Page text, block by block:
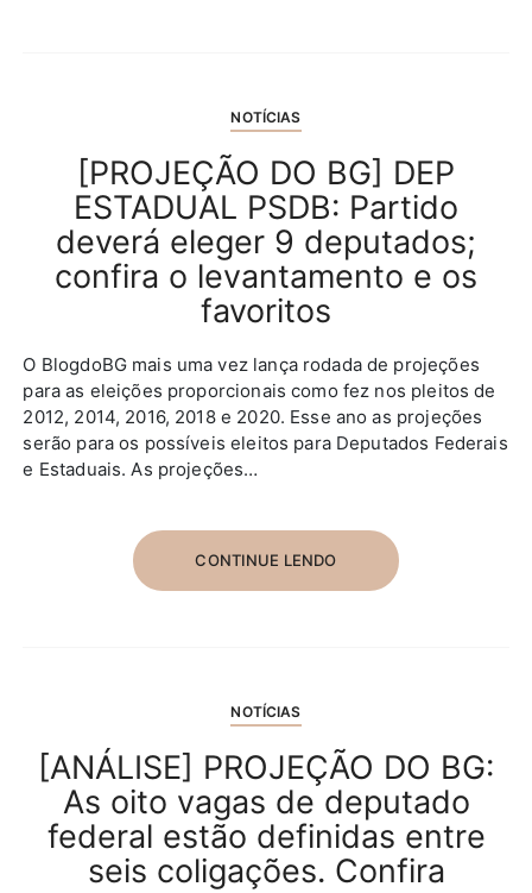
NOTÍCIAS
[PROJEÇÃO DO BG] DEP
ESTADUAL PSDB: Partido
deverá eleger 9 deputados;
confira o levantamento e os
favoritos
O BlogdoBG mais uma vez lança rodada de projeções
para as eleições proporcionais como fez nos pleitos de
2012, 2014, 2016, 2018 e 2020. Esse ano as projeções
serão para os possíveis eleitos para Deputados Federais
e Estaduais. As projeções…
CONTINUE LENDO
NOTÍCIAS
[ANÁLISE] PROJEÇÃO DO BG:
As oito vagas de deputado
federal estão definidas entre
seis coligações. Confira